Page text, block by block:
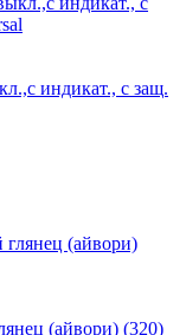
индикат., с защ.
(айвори) (320)